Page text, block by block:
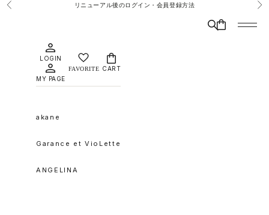
コンテンツへスキップ
前へ リニューアル後のログイン・会員登録方法 次
メニュ
検索CART
LOGIN
MY PAGE
CART
akane
Garance et VioLette
ANGELINA